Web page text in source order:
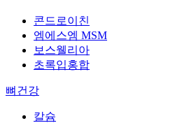
콘드로이친
엠에스엠 MSM
보스웰리아
초록입홍합
뼈건강
칼슘